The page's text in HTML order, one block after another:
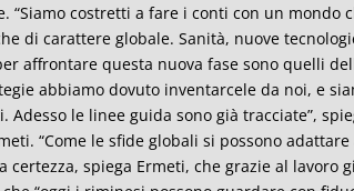
“Siamo costretti a fare i conti con un mondo
di carattere globale. Sanità, nuove
affrontare questa nuova fase sono quelli
abbiamo dovuto inventarcele da noi, e
Adesso le linee guida sono già tracciate”,
“Come le sfide globali si possono
certezza, spiega Ermeti, che grazie al